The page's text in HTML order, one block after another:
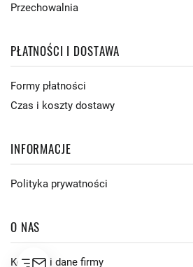
Przechowalnia
PŁATNOŚCI I DOSTAWA
Formy płatności
Czas i koszty dostawy
INFORMACJE
Polityka prywatności
O NAS
Kontakt i dane firmy